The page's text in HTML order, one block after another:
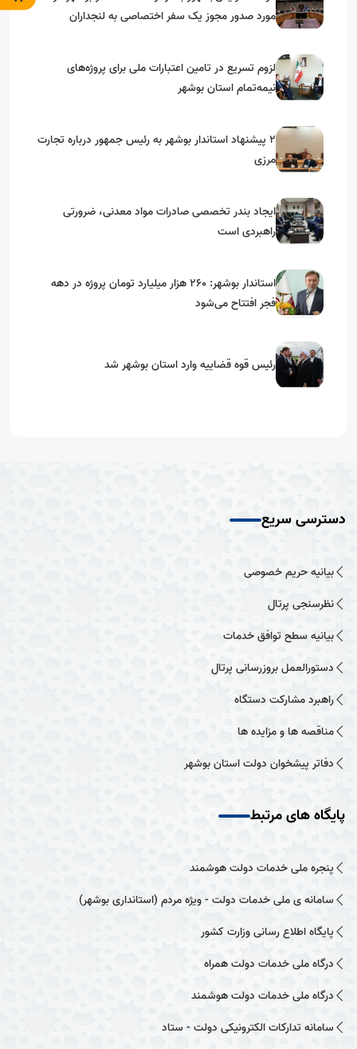
مورد صدور مجوز یک سفر اختصاصی به لنجداران
لزوم تسریع در تامین اعتبارات ملی برای پروژه‌های
نیمه‌تمام استان بوشهر
۲ پیشنهاد استاندار بوشهر به رئیس جمهور درباره تجارت
مرزی
ایجاد بندر تخصصی صادرات مواد معدنی، ضرورتی
راهبردی است
استاندار بوشهر: ۲۶۰ هزار میلیارد تومان پروژه در دهه
فجر افتتاح می‌شود
رئیس قوه قضاییه وارد استان بوشهر شد
دسترسی سریع
بیانیه حریم خصوصی
نظرسنجی پرتال
بیانیه سطح توافق خدمات
دستورالعمل بروزرسانی پرتال
راهبرد مشارکت دستگاه
مناقصه ها و مزایده ها
دفاتر پیشخوان دولت استان بوشهر
پایگاه های مرتبط
پنجره ملی خدمات دولت هوشمند
سامانه ی ملی خدمات دولت - ویژه مردم (استانداری بوشهر)
پایگاه اطلاع رسانی وزارت کشور
درگاه ملی خدمات دولت همراه
درگاه ملی خدمات دولت هوشمند
سامانه تدارکات الکترونیکی دولت - ستاد